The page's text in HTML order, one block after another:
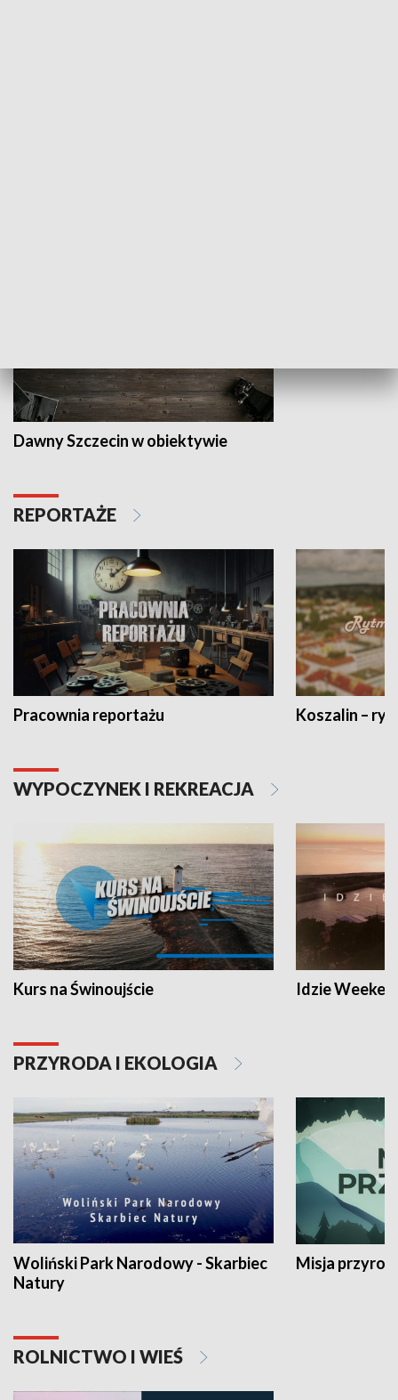
Dawny Szczecin w obiektywie
REPORTAŻE
Pracownia reportażu Koszalin –
WYPOCZYNEK I REKREACJA
Kurs na Świnoujście Idzie
PRZYRODA I EKOLOGIA
Woliński Park Narodowy - Skarbiec
Natury
Misja
ROLNICTWO I WIEŚ